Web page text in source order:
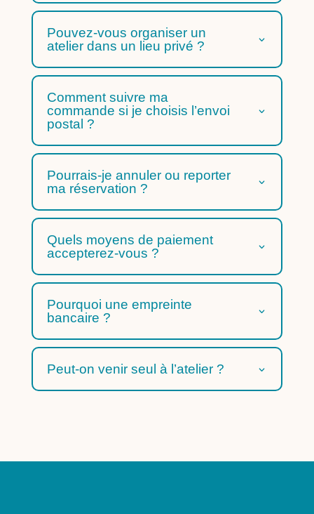
Pouvez-vous organiser un
atelier dans un lieu privé ?
Comment suivre ma
commande si je choisis l’envoi
postal ?
Pourrais-je annuler ou reporter
ma réservation ?
Quels moyens de paiement
accepterez-vous ?
Pourquoi une empreinte
bancaire ?
Peut-on venir seul à l’atelier ?